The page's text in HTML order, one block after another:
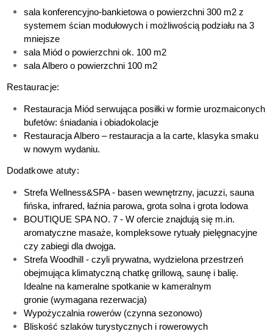
sala konferencyjno-bankietowa o powierzchni 300 m2 z
systemem ścian modułowych i możliwością podziału na 3
mniejsze
sala Miód o powierzchni ok. 100 m2
sala Albero o powierzchni 100 m2
Restauracje:
Restauracja Miód serwująca posiłki w formie urozmaiconych
bufetów: śniadania i obiadokolacje
Restauracja Albero – restauracja a la carte, klasyka smaku
w nowym wydaniu.
Dodatkowe atuty:
Strefa Wellness&SPA - basen wewnętrzny, jacuzzi, sauna
fińska, infrared, łaźnia parowa, grota solna i grota lodowa
BOUTIQUE SPA NO. 7 - W ofercie znajdują się m.in.
aromatyczne masaże, kompleksowe rytuały pielęgnacyjne
czy zabiegi dla dwojga.
Strefa Woodhill - czyli prywatna, wydzielona przestrzeń
obejmująca klimatyczną chatkę grillową, saunę i balię.
Idealne na kameralne spotkanie w kameralnym
gronie (wymagana rezerwacja)
Wypożyczalnia rowerów (czynna sezonowo)
Bliskość szlaków turystycznych i rowerowych